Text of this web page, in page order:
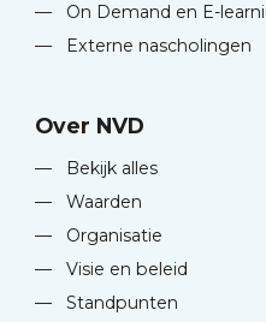
—
On Demand en E-
—
Externe nascholingen
Over NVD
—
Bekijk alles
—
Waarden
—
Organisatie
—
Visie en beleid
—
Standpunten